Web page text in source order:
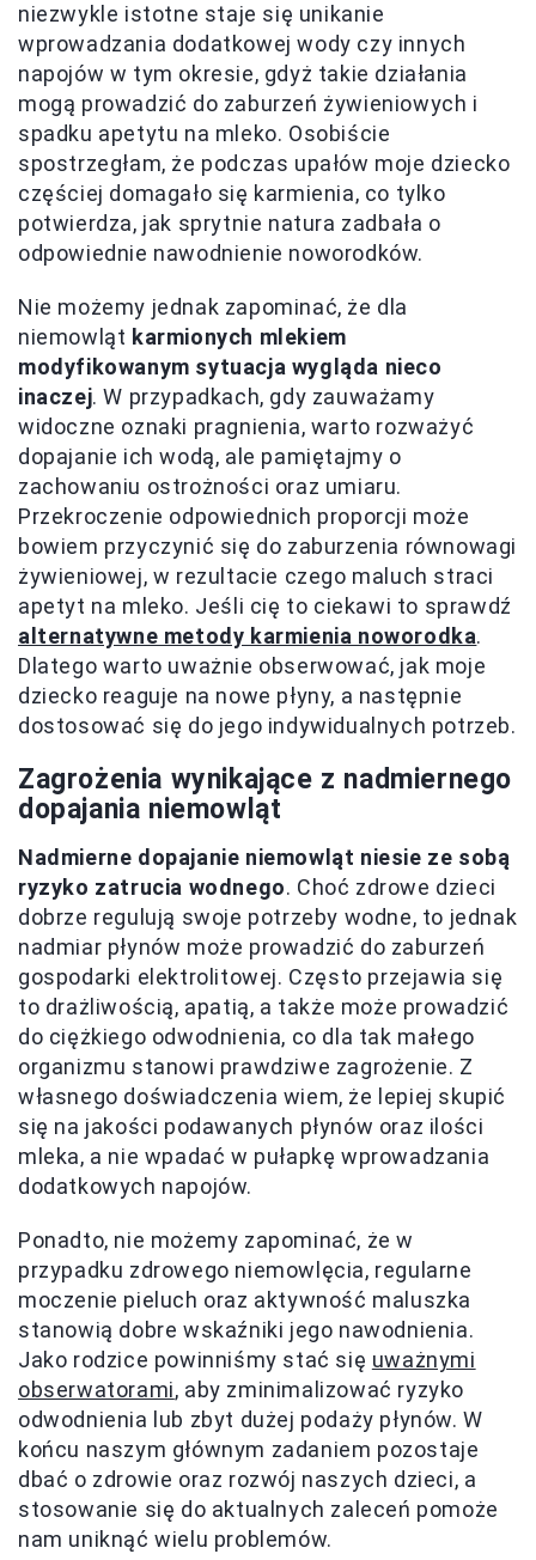
niezwykle istotne staje się unikanie
wprowadzania dodatkowej wody czy innych
napojów w tym okresie, gdyż takie działania
mogą prowadzić do zaburzeń żywieniowych i
spadku apetytu na mleko. Osobiście
spostrzegłam, że podczas upałów moje dziecko
częściej domagało się karmienia, co tylko
potwierdza, jak sprytnie natura zadbała o
odpowiednie nawodnienie noworodków.
Nie możemy jednak zapominać, że dla
niemowląt karmionych mlekiem
modyfikowanym sytuacja wygląda nieco
inaczej. W przypadkach, gdy zauważamy
widoczne oznaki pragnienia, warto rozważyć
dopajanie ich wodą, ale pamiętajmy o
zachowaniu ostrożności oraz umiaru.
Przekroczenie odpowiednich proporcji może
bowiem przyczynić się do zaburzenia równowagi
żywieniowej, w rezultacie czego maluch straci
apetyt na mleko. Jeśli cię to ciekawi to sprawdź
alternatywne metody karmienia noworodka.
Dlatego warto uważnie obserwować, jak moje
dziecko reaguje na nowe płyny, a następnie
dostosować się do jego indywidualnych potrzeb.
Zagrożenia wynikające z nadmiernego
dopajania niemowląt
Nadmierne dopajanie niemowląt niesie ze sobą
ryzyko zatrucia wodnego. Choć zdrowe dzieci
dobrze regulują swoje potrzeby wodne, to jednak
nadmiar płynów może prowadzić do zaburzeń
gospodarki elektrolitowej. Często przejawia się
to drażliwością, apatią, a także może prowadzić
do ciężkiego odwodnienia, co dla tak małego
organizmu stanowi prawdziwe zagrożenie. Z
własnego doświadczenia wiem, że lepiej skupić
się na jakości podawanych płynów oraz ilości
mleka, a nie wpadać w pułapkę wprowadzania
dodatkowych napojów.
Ponadto, nie możemy zapominać, że w
przypadku zdrowego niemowlęcia, regularne
moczenie pieluch oraz aktywność maluszka
stanowią dobre wskaźniki jego nawodnienia.
Jako rodzice powinniśmy stać się uważnymi
obserwatorami, aby zminimalizować ryzyko
odwodnienia lub zbyt dużej podaży płynów. W
końcu naszym głównym zadaniem pozostaje
dbać o zdrowie oraz rozwój naszych dzieci, a
stosowanie się do aktualnych zaleceń pomoże
nam uniknąć wielu problemów.